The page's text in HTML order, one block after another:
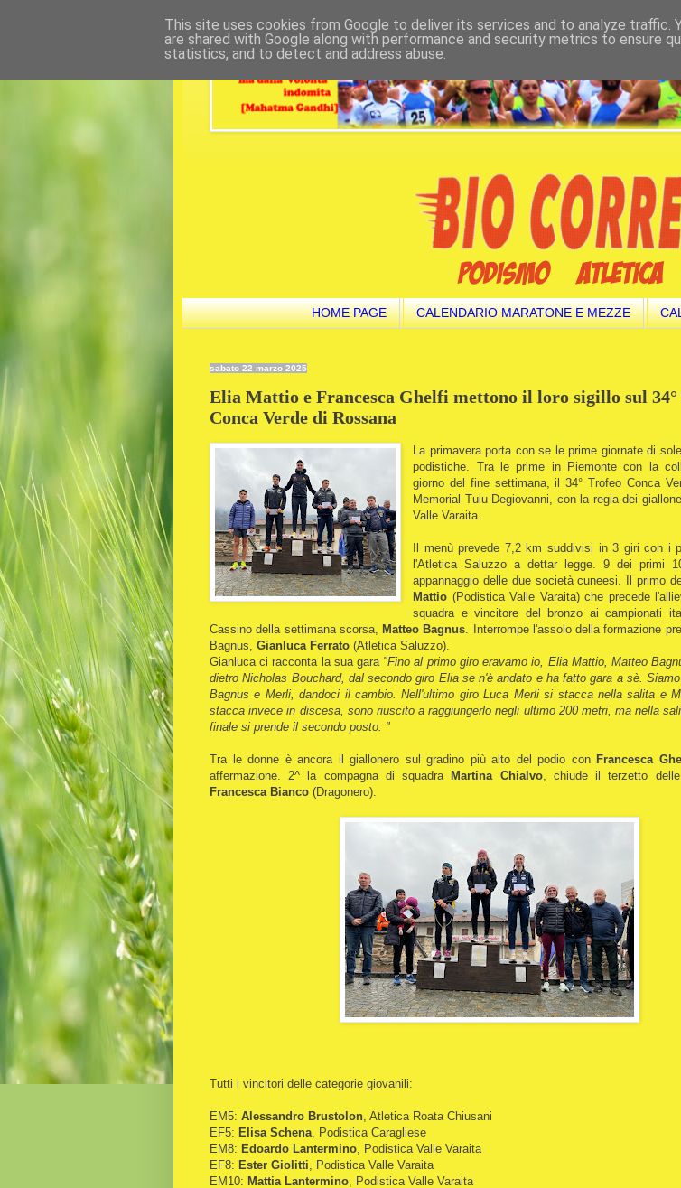
HOME PAGE CALENDARIO MARATONE E MEZZE
sabato 22 marzo 2025
Elia Mattio e Francesca Ghelfi mettono il loro sigillo sul
Conca Verde di Rossana
La primavera porta con se le prime giornate di
podistiche. Tra le prime in Piemonte con la
giorno del fine settimana, il 34° Trofeo Conca
Memorial Tuiu Degiovanni, con la regia dei
Valle Varaita.
Il menù prevede 7,2 km suddivisi in 3 giri con i
l'Atletica Saluzzo a dettar legge. 9 dei primi
appannaggio delle due società cuneesi. Il primo
Mattio (Podistica Valle Varaita) che precede
squadra e vincitore del bronzo ai campionati
Cassino della settimana scorsa,
Matteo Bagnus . Interrompe l'assolo della formazione
Bagnus, Gianluca Ferrato (Atletica Saluzzo).
Gianluca ci racconta la sua gara "Fino al primo giro eravamo io, Elia Mattio, Matteo
dietro Nicholas Bouchard, dal secondo giro Elia se n'è andato e ha fatto gara a sè.
Bagnus e Merli, dandoci il cambio. Nell'ultimo giro Luca Merli si stacca nella salita e
stacca invece in discesa, sono riuscito a raggiungerlo negli ultimo 200 metri, ma nella
finale si prende il secondo posto. "
Tra le donne è ancora il giallonero sul gradino più alto del podio con Francesca
affermazione. 2^ la compagna di squadra
Martina Chialvo, chiude il terzetto
Francesca Bianco (Dragonero).
Tutti i vincitori delle categorie giovanili:
EM5: Alessandro Brustolon , Atletica Roata Chiusani
EF5: Elisa Schena , Podistica Caragliese
EM8: Edoardo Lantermino , Podistica Valle Varaita
EF8: Ester Giolitti , Podistica Valle Varaita
EM10: Mattia Lantermino , Podistica Valle Varaita
This site uses cookies from Google to deliver its services and to analyze traffic.
are shared with Google along with performance and security metrics to ensure
statistics, and to detect and address abuse.